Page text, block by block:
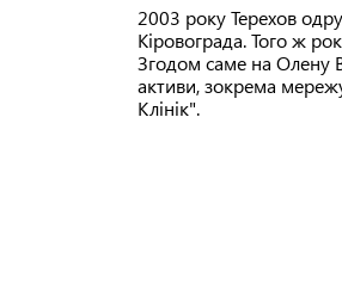
2003 року Терехов
Кіровограда. Того ж
Згодом саме на Олену
активи, зокрема
Клінік".